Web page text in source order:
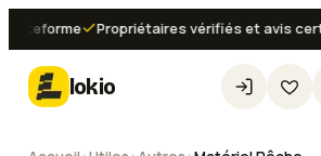
Propriétaires vérifiés et avis certifiés
lokio